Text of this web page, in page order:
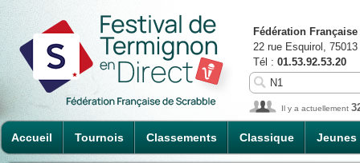
Accueil Tournois Classements Classique Jeunes
Fédération
22 rue Esquirol,
Tél : 01.53.92.53.20
Il y a actuellement